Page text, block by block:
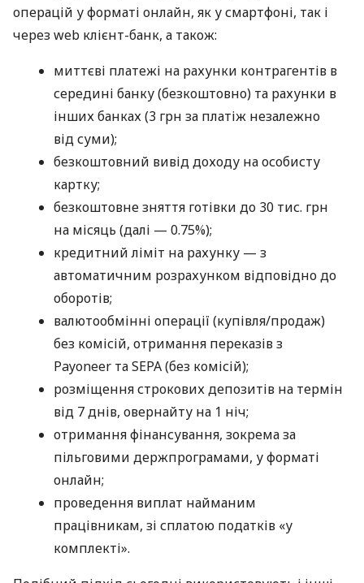
операцій у форматі онлайн, як у смартфоні, так і
через web клієнт-банк, а також:
миттєві платежі на рахунки контрагентів в
середині банку (безкоштовно) та рахунки в
інших банках (3 грн за платіж незалежно
від суми);
безкоштовний вивід доходу на особисту
картку;
безкоштовне зняття готівки до 30 тис. грн
на місяць (далі — 0.75%);
кредитний ліміт на рахунку — з
автоматичним розрахунком відповідно до
оборотів;
валютообмінні операції (купівля/продаж)
без комісій, отримання переказів з
Payoneer та SEPA (без комісій);
розміщення строкових депозитів на термін
від 7 днів, овернайту на 1 ніч;
отримання фінансування, зокрема за
пільговими держпрограмами, у форматі
онлайн;
проведення виплат найманим
працівникам, зі сплатою податків «у
комплекті».